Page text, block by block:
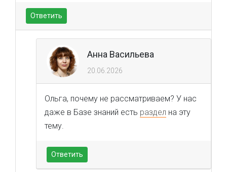
Ответить
Анна Васильева
20.06.2026
Ольга, почему не рассматриваем? У нас
даже в Базе знаний есть раздел на эту
тему.
Ответить